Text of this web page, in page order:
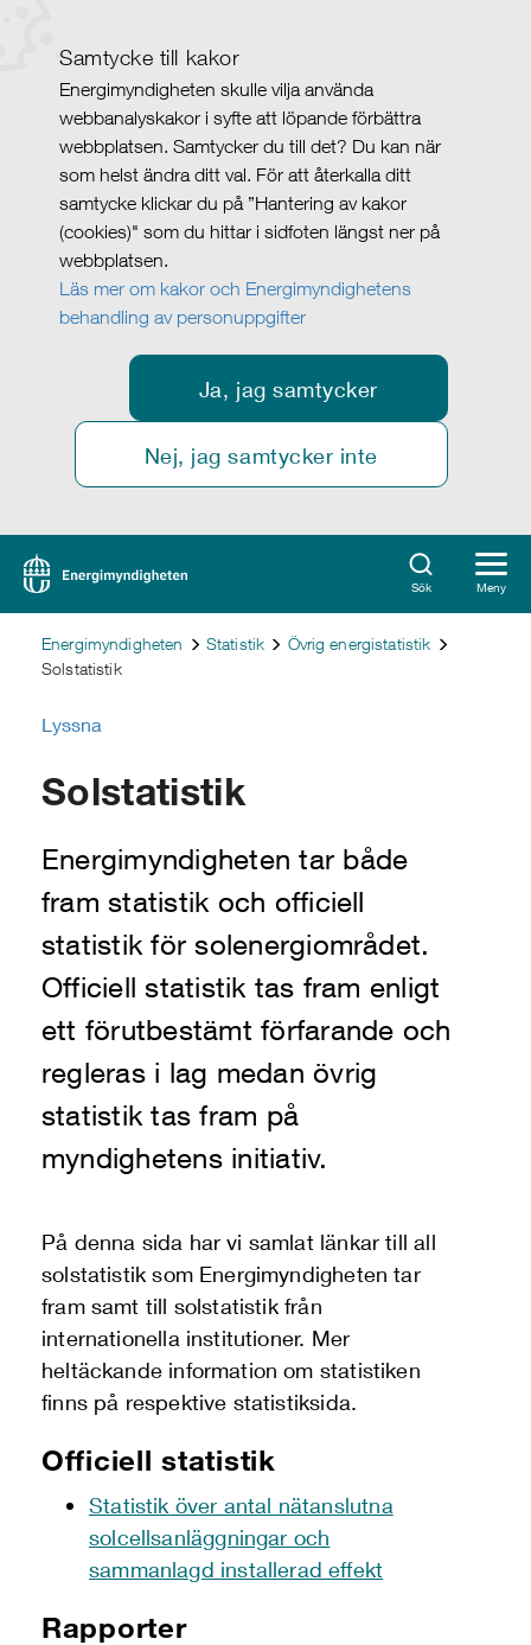
Samtycke till kakor
Energimyndigheten skulle vilja använda
webbanalyskakor i syfte att löpande förbättra
webbplatsen. Samtycker du till det? Du kan när
som helst ändra ditt val. För att återkalla ditt
samtycke klickar du på ”Hantering av kakor
(cookies)" som du hittar i sidfoten längst ner på
webbplatsen.
Läs mer om kakor och Energimyndighetens
behandling av personuppgifter
Ja, jag samtycker
Nej, jag samtycker inte
Sök Meny
Energimyndigheten Statistik
Övrig energistatistik
Solstatistik
Lyssna
Solstatistik
Energimyndigheten tar både
fram statistik och officiell
statistik för solenergiområdet.
Officiell statistik tas fram enligt
ett förutbestämt förfarande och
regleras i lag medan övrig
statistik tas fram på
myndighetens initiativ.
På denna sida har vi samlat länkar till all
solstatistik som Energimyndigheten tar
fram samt till solstatistik från
internationella institutioner. Mer
heltäckande information om statistiken
finns på respektive statistiksida.
Officiell statistik
Statistik över antal nätanslutna
solcellsanläggningar och
sammanlagd installerad effekt
Rapporter